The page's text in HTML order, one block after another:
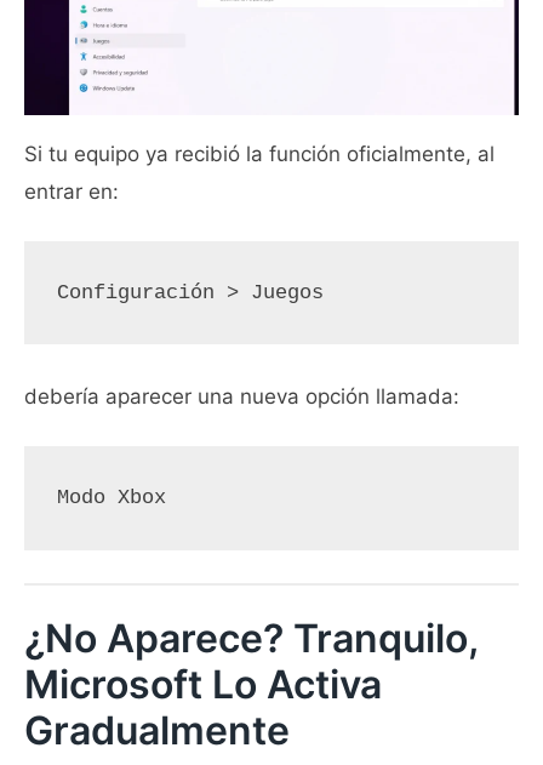
Si tu equipo ya recibió la función oficialmente, al
entrar en:
Configuración > Juegos
debería aparecer una nueva opción llamada:
Modo Xbox
¿No Aparece? Tranquilo,
Microsoft Lo Activa
Gradualmente